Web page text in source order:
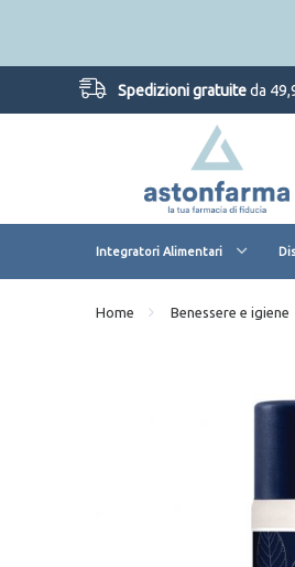
Spedizioni gratuiteda
Integratori Alimentari
Home Benessere e igiene